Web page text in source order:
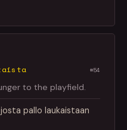
#54
to the playfield.
pallo laukaistaan